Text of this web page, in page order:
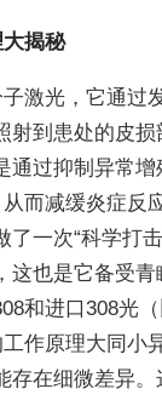
揭秘
激光，它通过
射到患处的皮
通过抑制异常
而减缓炎症反
了一次“科学打
这也是它备受
和进口308光
作原理大同小
存在细微差异